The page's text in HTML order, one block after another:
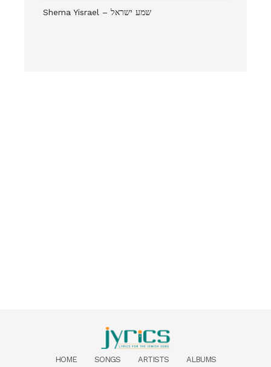
Shema Yisrael – שמע ישראל
HOME SONGS ARTISTS ALBUMS